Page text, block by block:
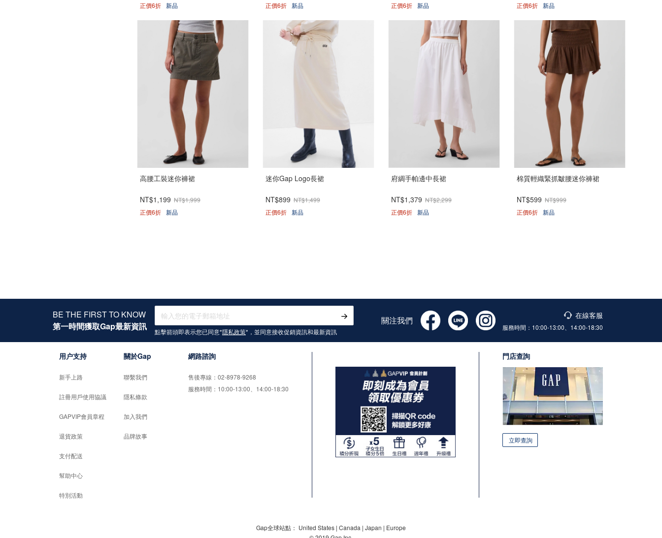
正價6折 新品
正價6折 新品
正價6折 新品
正價6折 新品
高腰工裝迷你褲裙
NT$1,199 NT$1,999
正價6折 新品
迷你Gap Logo長裙
NT$899 NT$1,499
正價6折 新品
府綢手帕邊中長裙
NT$1,379 NT$2,299
正價6折 新品
棉質輕織緊抓皺腰迷你褲裙
NT$599 NT$999
正價6折 新品
BE THE FIRST TO KNOW
第一時間獲取Gap最新資訊
點擊箭頭即表示您已同意*隱私政策*，並同意接收促銷資訊和最新資訊
關注我們 在線客服
服務時間：10:00-13:00、14:00-18:30
用户支持
新手上路
註冊用戶使用協議
GAPVIP會員章程
退貨政策
支付配送
幫助中心
特別活動
關於Gap
聯繫我們
隱私條款
加入我們
品牌故事
網路諮詢
售後專線：02-8978-9268
服務時間：10:00-13:00、14:00-18:30
門店查詢
立即查詢
Gap全球站點： United States | Canada | Japan | Europe